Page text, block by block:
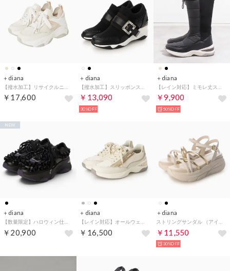
＋diana
￥17,600
＋diana
￥13,090
30%OFF
＋diana
￥9,900
50%OFF
＋diana
￥20,900
NEW
＋diana
￥16,500
＋diana
￥11,550
30%OFF